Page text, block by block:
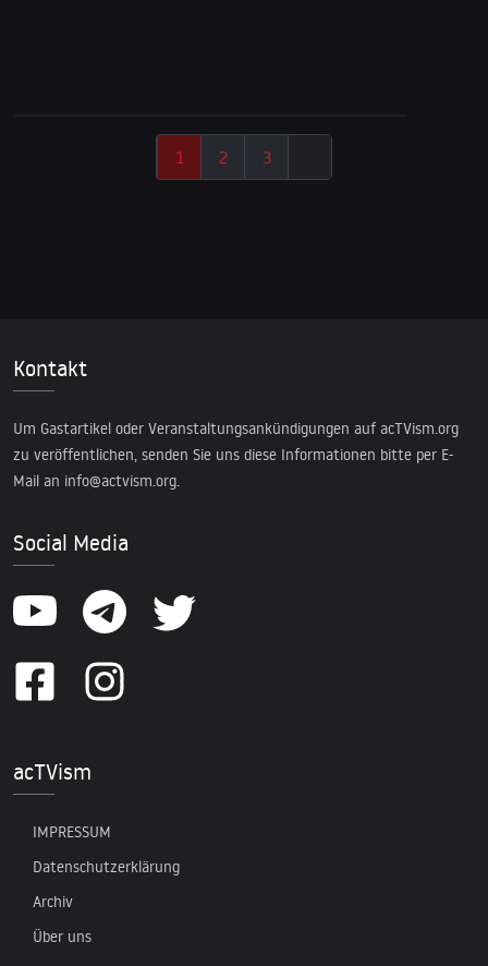
1 2 3
Kontakt
Um Gastartikel oder Veranstaltungsankündigungen auf acTVism.org
zu veröffentlichen, senden Sie uns diese Informationen bitte per E-
Mail an info@actvism.org.
Social Media
acTVism
IMPRESSUM
Datenschutzerklärung
Archiv
Über uns